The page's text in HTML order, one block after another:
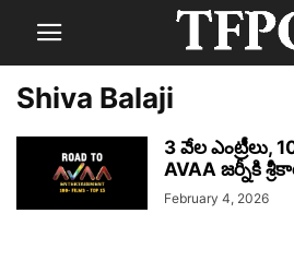
Shiva Balaji
3 వేల ఎంట్రీలు,
AVAA జర్నీకి
February 4, 2026